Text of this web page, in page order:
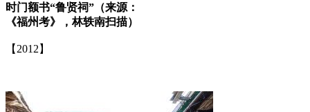
时门额书“鲁贤祠”（来源：
《福州考》，林轶南扫描）
【2012】